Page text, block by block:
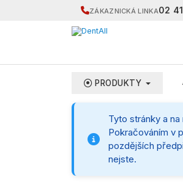
ZÁKAZNICKÁ LINKA02
PRODUKTY
Tyto stránky a
Pokračováním v
pozdějších
nejste.